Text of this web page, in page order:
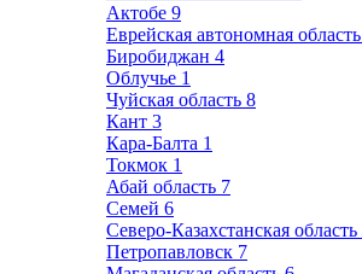
Актобе 9
Еврейская автономная область
Биробиджан 4
Облучье 1
Чуйская область 8
Кант 3
Кара-Балта 1
Токмок 1
Абай область 7
Семей 6
Северо-Казахстанская область
Петропавловск 7